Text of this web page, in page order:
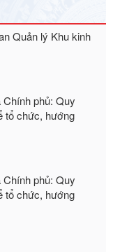
phủ: Quy
tổ chức, hướng
phủ: Quy
tổ chức, hướng
Tài chính: Bãi
tháng 12 năm
thực hiện xử
bạc nhà nước